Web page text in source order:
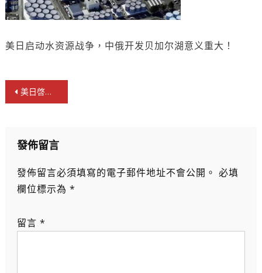
美日启动水资源战争，中俄开发贝加尔湖意义重大！
文
章
覽
美日啓動水資源戰爭，中俄開發貝加爾湖意義重大！
發佈留言
發佈留言必須填寫的電子郵件地址不會公開。 必填
欄位標示為 *
留言 *